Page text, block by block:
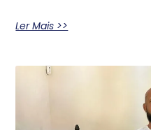
Ler Mais >>